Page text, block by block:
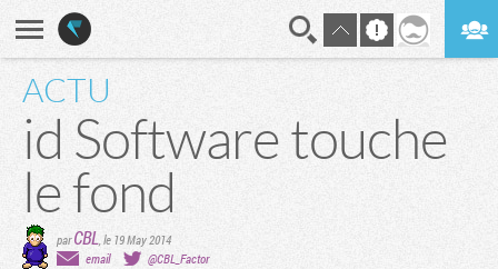
ACTU
id Software touche
le fond
parCBL le 19 May 2014
email
@CBL_Factor